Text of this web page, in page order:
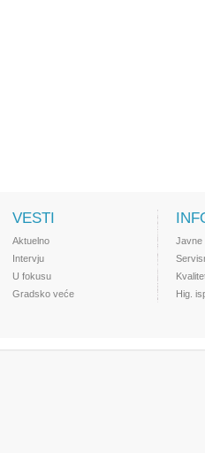
VESTI
Aktuelno
Intervju
U fokusu
Gradsko veće
Javne
Hig.